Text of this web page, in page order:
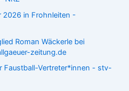
2026 in Frohnleiten -
Roman Wäckerle bei
zeitung.de
Faustball-Vertreter*innen - stv-